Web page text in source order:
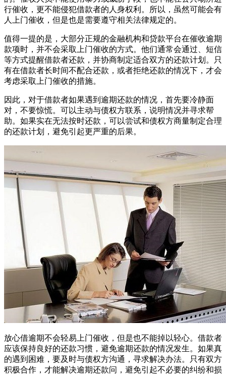
行催收，更不能侵犯借款者的人身权利。所以，虽然可能会有
人上门催收，但是也是需要遵守相关法律规定的。
值得一提的是，大部分正规的金融机构和贷款平台在催收逾期
款项时，并不会采取上门催收的方式。他们通常会通过、短信
等方式提醒借款者还款，并协商制定适合双方的还款计划。只
有在借款者长时间不配合还款，或者拒绝还款的情况下，才会
考虑采取上门催收的措施。
因此，对于借款者如果遇到逾期还款的情况，首先要冷静面
对，不要惊慌。可以主动与债权方联系，说明情况并寻求帮
助。如果实在无法按时还款，可以尝试和债权方商量制定合理
的还款计划，避免引起更严重的后果。
放心借逾期不会轻易上门催收，但是也不能掉以轻心。借款者
应该保持良好的还款习惯，避免逾期还款的情况发生。如果真
的遇到困难，要及时与债权方沟通，寻求解决办法。只有双方
积极合作，才能解决逾期还款问，避免引起不必要的纠纷和损